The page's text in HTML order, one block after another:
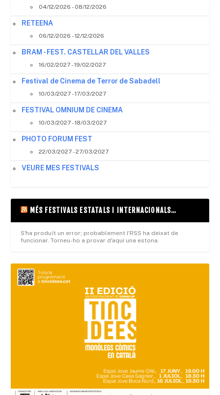
04/12/2026 - 08/12/2026
RETEENA
06/12/2026 - 12/12/2026
BRAM - FEST. CASTELLAR DEL VALLES
16/02/2027 - 19/02/2027
Festival de Cinema de Terror de Sabadell
10/03/2027 - 17/03/2027
FESTIVAL OMNIUM DE CINEMA
10/03/2027 - 18/03/2027
PHOTO FORUM FEST
22/03/2027 - 27/03/2027
VEURE MES FESTIVALS
MÉS FESTIVALS ESTATALS I INTERNACIONALS…
S'ha produït un error; probablement l'RSS ha deixat de
funcionar. Torneu-ho a provar d'aquí una estona.